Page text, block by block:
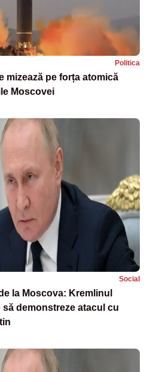
Politica
mizează pe forța atomică
Moscovei
Social
la Moscova: Kremlinul
demonstreze atacul cu